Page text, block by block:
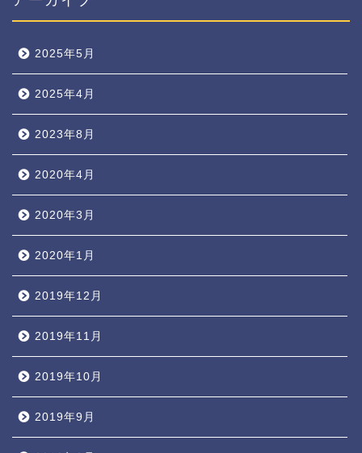
2025年5月
2025年4月
2023年8月
2020年4月
2020年3月
2020年1月
2019年12月
2019年11月
2019年10月
2019年9月